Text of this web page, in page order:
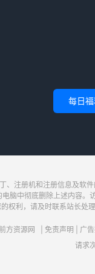
每日
、注册机和注册信息及软
脑中彻底删除上述内容
权利，请及时联系站长
方资源网 免责声明 广
请求